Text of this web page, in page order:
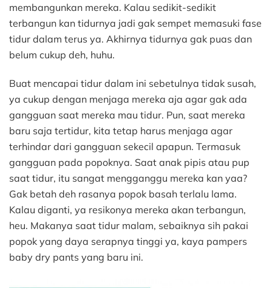
membangunkan mereka. Kalau sedikit-sedikit
terbangun kan tidurnya jadi gak sempet memasuki fase
tidur dalam terus ya. Akhirnya tidurnya gak puas dan
belum cukup deh, huhu.
Buat mencapai tidur dalam ini sebetulnya tidak susah,
ya cukup dengan menjaga mereka aja agar gak ada
gangguan saat mereka mau tidur. Pun, saat mereka
baru saja tertidur, kita tetap harus menjaga agar
terhindar dari gangguan sekecil apapun. Termasuk
gangguan pada popoknya. Saat anak pipis atau pup
saat tidur, itu sangat mengganggu mereka kan yaa?
Gak betah deh rasanya popok basah terlalu lama.
Kalau diganti, ya resikonya mereka akan terbangun,
heu. Makanya saat tidur malam, sebaiknya sih pakai
popok yang daya serapnya tinggi ya, kaya pampers
baby dry pants yang baru ini.